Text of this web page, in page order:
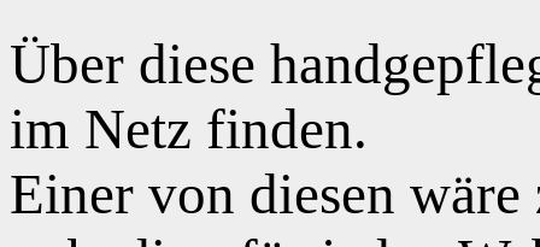
Über diese
im Netz finden.
Einer von diesen